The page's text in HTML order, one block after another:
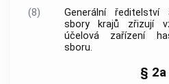
(8)
Generální ředitelství
sbory krajů zřizují
účelová zařízení
sboru.
§ 2a